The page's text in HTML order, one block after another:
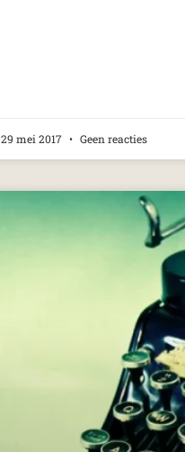
29 mei 2017 Geen reacties